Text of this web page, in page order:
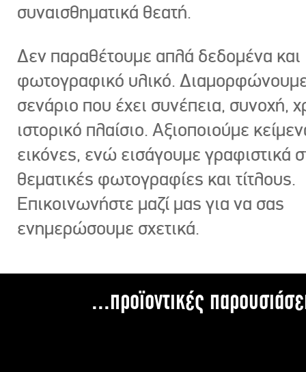
συναισθηματικά θεατή.
Δεν παραθέτουμε απλά δεδομένα και
φωτογραφικό υλικό.
σενάριο που έχει συνέπεια, συνοχή,
ιστορικό πλαίσιο. Αξιοποιούμε
εικόνες, ενώ εισάγουμε γραφιστικά
θεματικές φωτογραφίες και τίτλους.
Επικοινωνήστε μαζί μας για να σας
ενημερώσουμε σχετικά.
...προϊοντικές